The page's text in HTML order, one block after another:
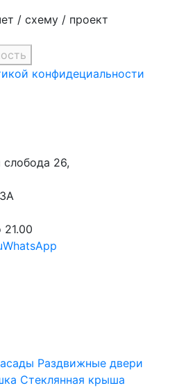
/ схему / проект
конфидециальности
26,
WhatsApp
Раздвижные двери
Стеклянная крыша